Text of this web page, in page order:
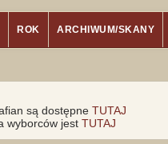
ROK ARCHIWUM/SKANY
są dostępneTUTAJ
wyborców jest TUTAJ